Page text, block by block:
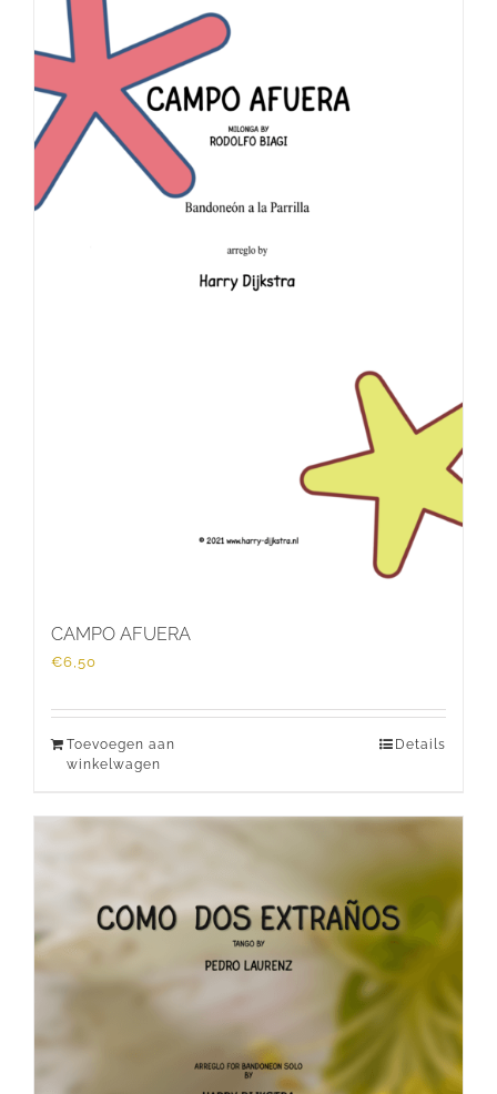
CAMPO AFUERA
€6,50
Toevoegen aan
winkelwagen
Details